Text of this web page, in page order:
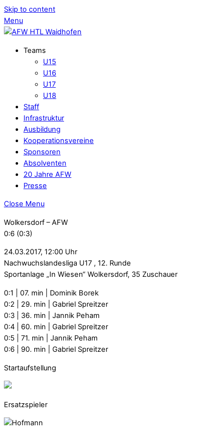
Skip to content
Menu
Teams
U15
U16
U17
U18
Staff
Infrastruktur
Ausbildung
Kooperationsvereine
Sponsoren
Absolventen
20 Jahre AFW
Presse
Close Menu
Wolkersdorf – AFW
0:6 (0:3)
24.03.2017, 12:00 Uhr
Nachwuchslandesliga U17 , 12. Runde
Sportanlage „In Wiesen“ Wolkersdorf, 35 Zuschauer
0:1 | 07. min | Dominik Borek
0:2 | 29. min | Gabriel Spreitzer
0:3 | 36. min | Jannik Peham
0:4 | 60. min | Gabriel Spreitzer
0:5 | 71. min | Jannik Peham
0:6 | 90. min | Gabriel Spreitzer
Startaufstellung
Ersatzspieler